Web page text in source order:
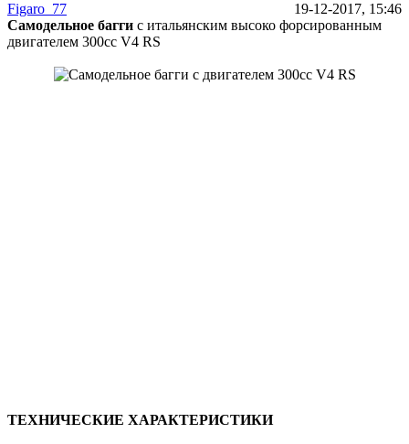
Figaro_77
19-12-2017, 15:46
Самодельное багги с итальянским высоко форсированным
двигателем 300cc V4 RS
ТЕХНИЧЕСКИЕ ХАРАКТЕРИСТИКИ